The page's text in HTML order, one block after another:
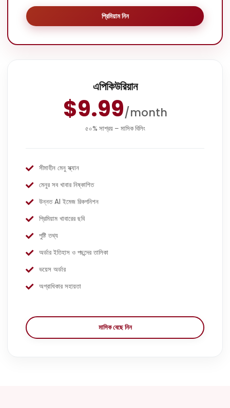
প্রিমিয়াম নিন
এপিকিউরিয়ান
$9.99/month
৫০% সাশ্রয় – মাসিক বিলিং
সীমাহীন মেনু স্ক্যান
মেনুর সব খাবার নিষ্কাশিত
উন্নত AI ইমেজ রিকগনিশন
প্রিমিয়াম খাবারের ছবি
পুষ্টি তথ্য
অর্ডার ইতিহাস ও পছন্দের তালিকা
ভয়েস অর্ডার
অগ্রাধিকার সহায়তা
মাসিক বেছে নিন